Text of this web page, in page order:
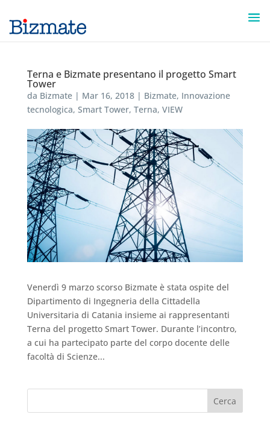
Terna e Bizmate presentano il progetto Smart
Tower
da Bizmate| Mar 16, 2018| Bizmate, Innovazione
tecnologica, Smart Tower, Terna, VIEW
Venerdì 9 marzo scorso Bizmate è stata ospite del
Dipartimento di Ingegneria della Cittadella
Universitaria di Catania insieme ai rappresentanti
Terna del progetto Smart Tower. Durante l’incontro,
a cui ha partecipato parte del corpo docente delle
facoltà di Scienze...